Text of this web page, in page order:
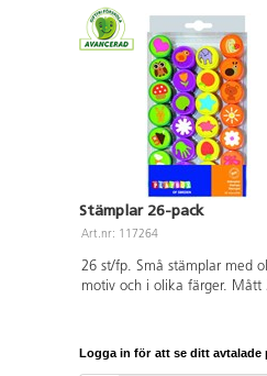
Stämplar 26-pack
Art.nr: 117264
26 st/fp. Små stämplar med
motiv och i olika färger. Mått
Logga in för att se ditt avtalade